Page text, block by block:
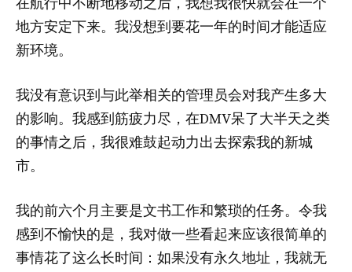
地方安定下来。我没想到要花一年的时间才能适应
新环境。
我没有意识到与此举相关的管理员会对我产生多大
的影响。我感到筋疲力尽，在DMV呆了大半天之类
的事情之后，我很难鼓起动力出去探索我的新城
市。
我的前六个月主要是文书工作和繁琐的任务。令我
感到不愉快的是，我对做一些看起来应该很简单的
事情花了这么长时间：如果没有永久地址，我就无